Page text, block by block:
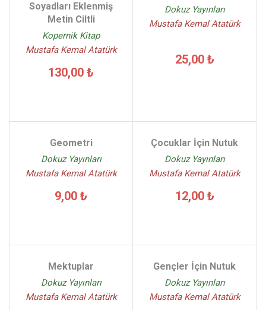
Soyadları Eklenmiş
Metin Ciltli
Kopernik Kitap
Mustafa Kemal Atatürk
130,00 ₺
Dokuz Yayınları
Mustafa Kemal Atatürk
25,00 ₺
Geometri
Dokuz Yayınları
Mustafa Kemal Atatürk
9,00 ₺
Çocuklar İçin Nutuk
Dokuz Yayınları
Mustafa Kemal Atatürk
12,00 ₺
Mektuplar
Dokuz Yayınları
Mustafa Kemal Atatürk
Gençler İçin Nutuk
Dokuz Yayınları
Mustafa Kemal Atatürk